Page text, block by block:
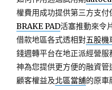
權費用成功提供第三方支
BRAKE PAD活塞推動來令
借款地區各式透相對五股機
錢週轉平台在地正派經營服
神為您提供更方便的融資
顧客權益及北區當舖的原車